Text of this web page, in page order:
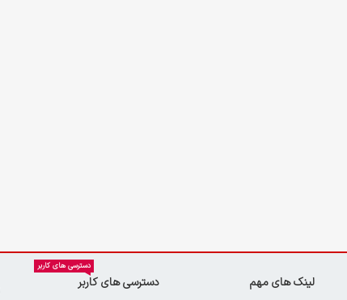
لینک های مهم
دسترسی های کاربر
دسترسی های کاربر